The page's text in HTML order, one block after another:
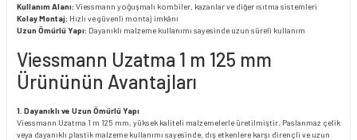
Kullanım Alanı: Viessmann yoğuşmalı kombiler, kazanlar ve diğer ısıtma sistemleri
Kolay Montaj: Hızlı ve güvenli montaj imkânı
Uzun Ömürlü Yapı: Dayanıklı malzeme kullanımı sayesinde uzun süreli kullanım
Viessmann Uzatma 1 m 125 mm
Ürününün Avantajları
1. Dayanıklı ve Uzun Ömürlü Yapı
Viessmann Uzatma 1 m 125 mm, yüksek kaliteli malzemelerle üretilmiştir. Paslanmaz çelik
veya dayanıklı plastik malzeme kullanımı sayesinde, dış etkenlere karşı dirençli ve uzun